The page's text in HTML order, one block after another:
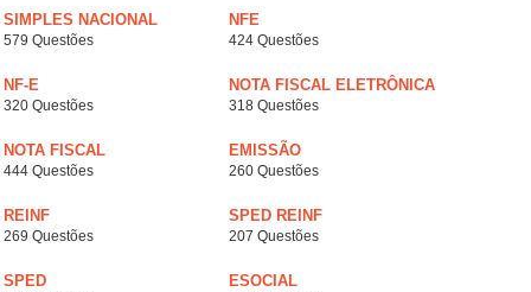
SIMPLES NACIONAL
579 Questões
NFE
424 Questões
NF-E
320 Questões
NOTA FISCAL ELETRÔNICA
318 Questões
NOTA FISCAL
444 Questões
EMISSÃO
260 Questões
REINF
269 Questões
SPED REINF
207 Questões
SPED ESOCIAL